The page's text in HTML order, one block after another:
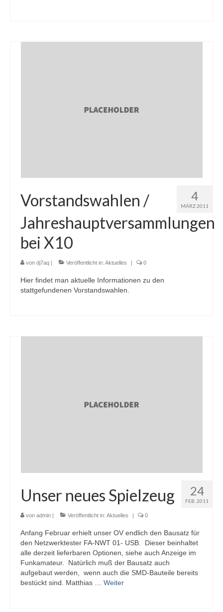
4
MÄRZ 2011
Vorstandswahlen /
Jahreshauptversammlungen
bei X10
von dj7aq Veröffentlicht in: Aktuelles 0
Hier findet man aktuelle Informationen zu den
stattgefundenen Vorstandswahlen.
24
FEB. 2011
Unser neues Spielzeug
von admin | Veröffentlicht in: Aktuelles | 0
Anfang Februar erhielt unser OV endlich den Bausatz für
den Netzwerktester FA-NWT 01- USB. Dieser beinhaltet
alle derzeit lieferbaren Optionen, siehe auch Anzeige im
Funkamateur. Natürlich muß der Bausatz auch
aufgebaut werden, wenn auch die SMD-Bauteile bereits
bestückt sind. Matthias … Weiter